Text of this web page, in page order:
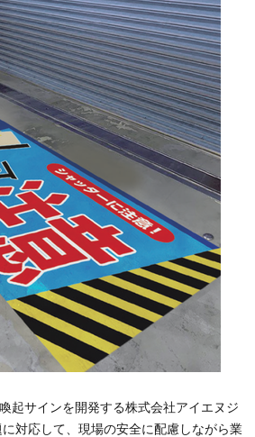
起サインを開発する株式会社アイエヌジ
対応して、現場の安全に配慮しながら業